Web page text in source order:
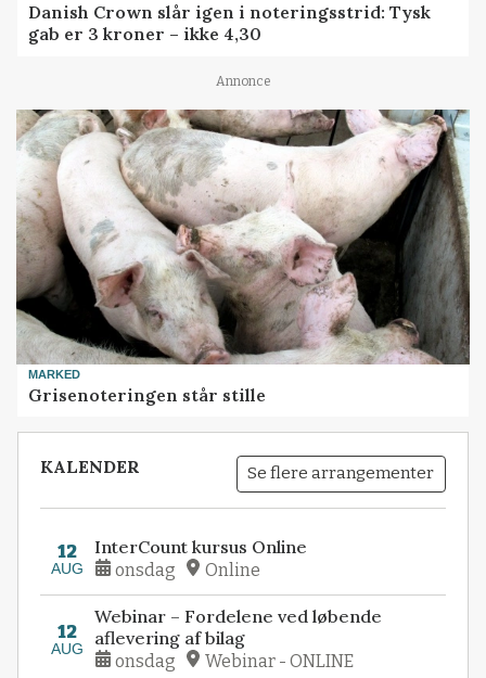
Danish Crown slår igen i noteringsstrid: Tysk
gab er 3 kroner – ikke 4,30
Annonce
MARKED
Grisenoteringen står stille
KALENDER Se flere arrangementer
12
AUG
InterCount kursus Online
onsdag Online
12
AUG
Webinar – Fordelene ved løbende
aflevering af bilag
onsdag Webinar - ONLINE